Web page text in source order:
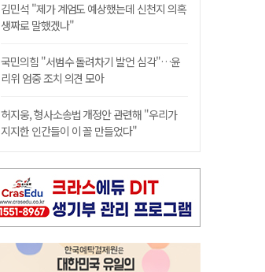
김민석 "제가 계엄도 예상했는데 신천지 의혹
생짜로 말했겠나"
국민의힘 "서범수 돌려차기 발언 심각"…윤
리위 엄중 조치 의견 모아
허지웅, 형사소송법 개정안 관련해 "우리가
지지한 인간들이 이 꼴 만들었다"